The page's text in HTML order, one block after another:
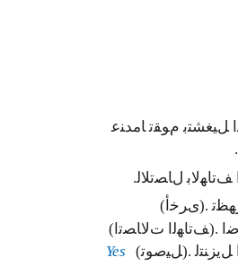
ﻞﻴﻐﺸﺘﺑ ﻡﻮﻘﺗ ﺎﻣﺪﻨﻋ
ﻝﺎﺼﺗﻼﻟ
.(ﻯﺮﺧﺃ)
.(ﻒﺗﺎﻬﻟﺍ ﺕﻻﺎﺼﺗﺍ)
Yes
.(ﻞﻴﺻﻮﺗ)